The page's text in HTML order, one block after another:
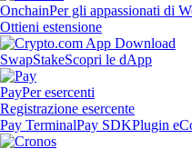
OnchainPer gli appassionati di
Ottieni estensione
SwapStakeScopri le dApp
PayPer esercenti
Registrazione esercente
Pay TerminalPay SDKPlugin